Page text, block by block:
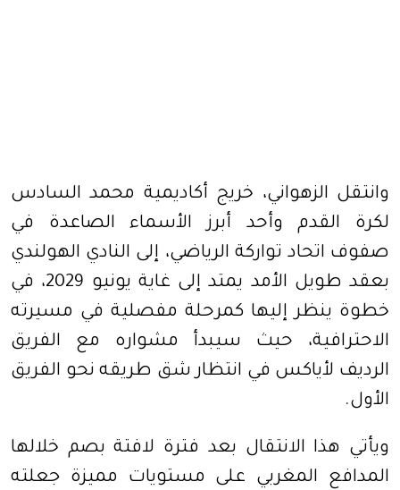
وانتقل الزهواني، خريج أكاديمية محمد السادس
لكرة القدم وأحد أبرز الأسماء الصاعدة في
صفوف اتحاد تواركة الرياضي، إلى النادي الهولندي
بعقد طويل الأمد يمتد إلى غاية يونيو 2029، في
خطوة ينظر إليها كمرحلة مفصلية في مسيرته
الاحترافية، حيث سيبدأ مشواره مع الفريق
الرديف لأياكس في انتظار شق طريقه نحو الفريق
الأول.
ويأتي هذا الانتقال بعد فترة لافتة بصم خلالها
المدافع المغربي على مستويات مميزة جعلته